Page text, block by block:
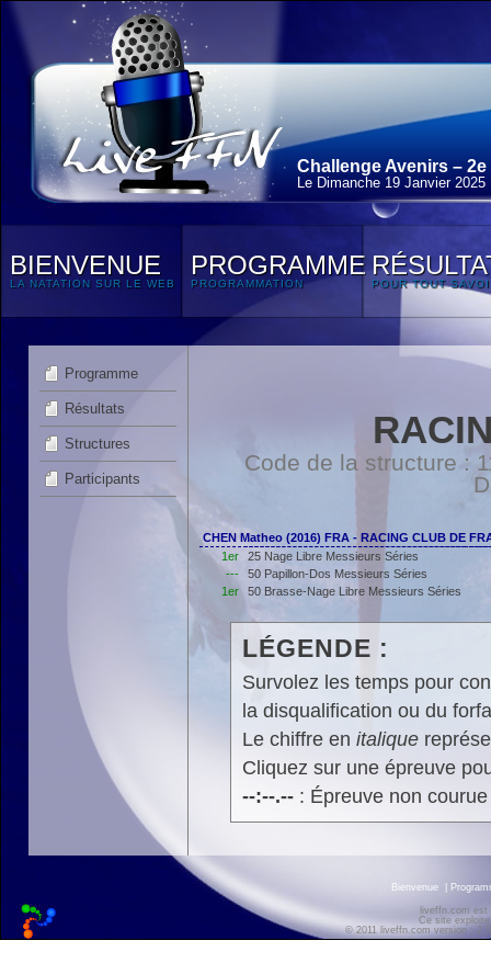
Challenge Avenirs – 2e
Le Dimanche 19 Janvier 2025
BIENVENUE
LA NATATION SUR LE WEB
PROGRAMME
PROGRAMMATION POUR TOUT
Programme
Résultats
Structures
Participants
Code de la structure :
CHEN Matheo (2016) FRA - RACING CLUB DE
1er
25 Nage Libre Messieurs Séries
---
50 Papillon-Dos Messieurs Séries
1er
50 Brasse-Nage Libre Messieurs Séries
LÉGENDE :
Survolez les temps pour
la disqualification ou du
Le chiffre en italique
Cliquez sur une épreuve
--:--.--: Épreuve non
Bienvenue
liveffn.com est
Ce site
© 2011 liveffn.com version :